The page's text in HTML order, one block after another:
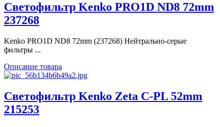
Светофильтр Kenko PRO1D ND8 72mm
237268
Kenko PRO1D ND8 72mm (237268) Нейтрально-серые
фильтры ...
Описание товара
Светофильтр Kenko Zeta C-PL 52mm
215253